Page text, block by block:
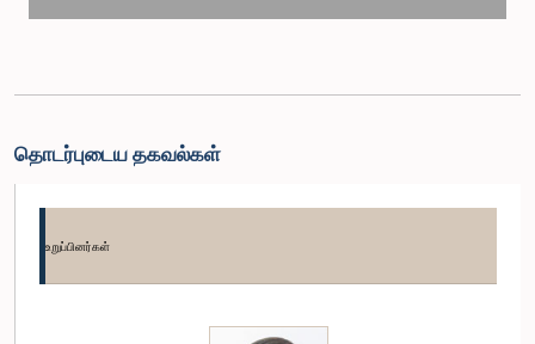
தொடர்புடைய தகவல்கள்
உறுப்பினர்கள்